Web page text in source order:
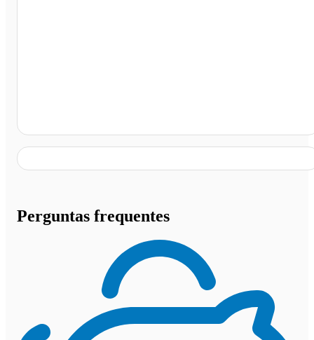
Perguntas frequentes